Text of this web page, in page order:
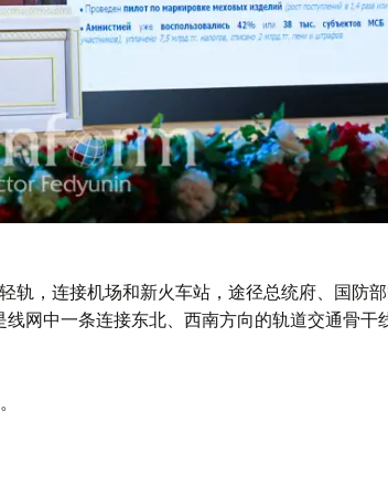
轨，连接机场和新火车站，途径总统府、国防
网中一条连接东北、西南方向的轨道交通骨干